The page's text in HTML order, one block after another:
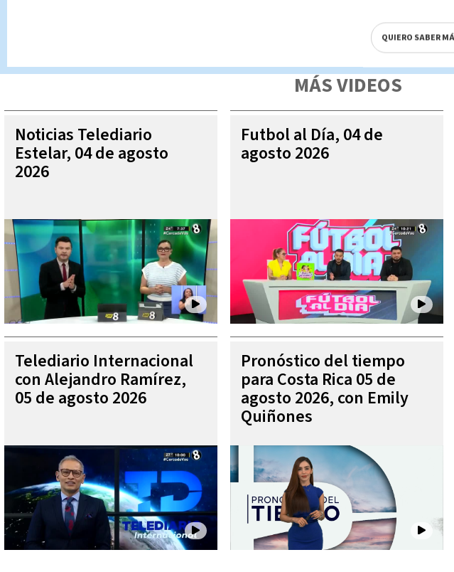
Queda prohibida la reproducción total o parcial del contenido de esta página, mismo que es
autorizada constituye una infracción y un delito de conformidad con las leyes aplicables.
MÁS VIDEOS
Noticias Telediario
Estelar, 04 de agosto
2026
Futbol al Día, 04 de
agosto 2026
Telediario Internacional
con Alejandro Ramírez,
05 de agosto 2026
Pronóstico del tiempo
para Costa Rica 05 de
agosto 2026, con Emily
Quiñones
QUIERO SABER